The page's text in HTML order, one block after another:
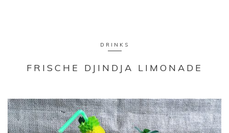
DRINKS
FRISCHE DJINDJA LIMONADE